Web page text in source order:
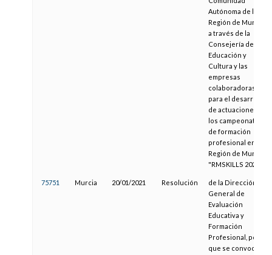
Autónoma de la
Región de Murcia,
a través de la
Consejería de
Educación y
Cultura y las
empresas
colaboradoras,
para el desarrollo
de actuaciones en
los campeonatos
de formación
profesional en la
Región de Murcia,
"RMSKILLS 2020"
75751 Murcia 20/01/2021 Resolución
de la Dirección
General de
Evaluación
Educativa y
Formación
Profesional, por la
que se convoca la